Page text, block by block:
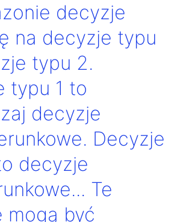
decyzje
na decyzje typu
typu 2.
typu 1 to
decyzje
Decyzje
decyzje
Te
mogą być